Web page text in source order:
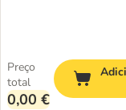
Preço
total
0,00 €